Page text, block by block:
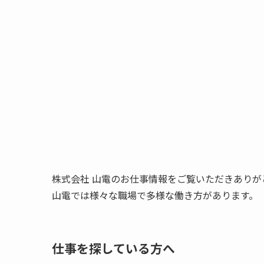
株式会社 山電のお仕事情報をご覧いただきありが
山電では様々な職場で多様な働き方があります。
仕事を探している方へ